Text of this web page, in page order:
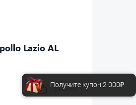
Lazio AL
Нравится: 1 750
Получите купон 2 000₽